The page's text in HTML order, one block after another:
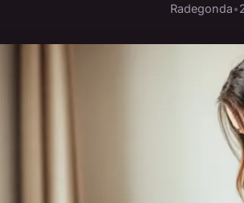
Radegonda•